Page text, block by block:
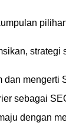
strategi
dan mengerti
sebagai
dengan